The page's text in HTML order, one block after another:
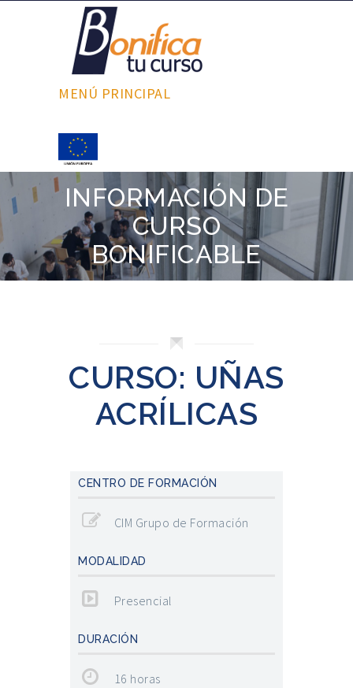
MENÚ PRINCIPAL
INFORMACIÓN DE
CURSO
BONIFICABLE
CURSO: UÑAS
ACRÍLICAS
CENTRO DE FORMACIÓN
CIM Grupo de Formación
MODALIDAD
Presencial
DURACIÓN
16 horas